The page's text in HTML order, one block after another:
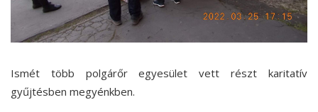
Ismét több polgárőr egyesület vett részt karitatív
gyűjtésben megyénkben.